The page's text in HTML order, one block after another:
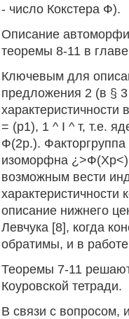
- число Кокстера Ф).
Описание
теоремы 8-11 в
Ключевым для
предложения 2 (в §
характеристичности
= (р1), 1 ^ I ^ т, т.е.
Ф(2р.).
изоморфна ¿>Ф(Хр<)
возможным вести
характеристичности
описание нижнего
Левчука [8], когда
обратимы, и в
Теоремы 7-11
Коуровской тетради.
В связи с вопросом,